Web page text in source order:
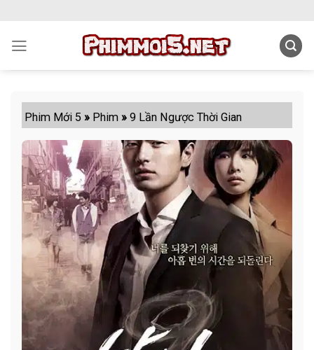
content
Phim Mới 5 » Phim »9 Lần Ngược Thời Gian